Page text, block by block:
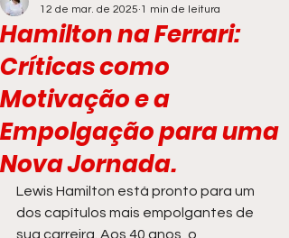
Hamilton na Ferrari:
Críticas como
Motivação e a
Empolgação para uma
Nova Jornada.
12 de mar. de 2025 1 min de leitura
Lewis Hamilton está pronto para um
dos capítulos mais empolgantes de
sua carreira. Aos 40 anos, o